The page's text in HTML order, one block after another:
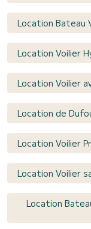
Location Bateau
Location Voilier
Location Voilier
Location de
Location Voilier
Location Voilier
Location